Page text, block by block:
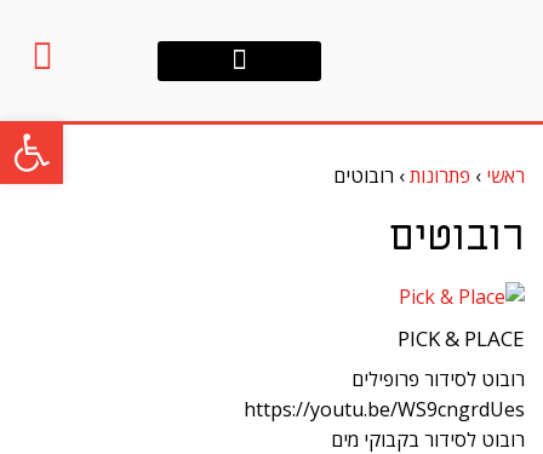
ראשי › פתרונות› רובוטים
רובוטים
PICK & PLACE
רובוט לסידור פרופילים
https://youtu.be/WS9cngrdUes
רובוט לסידור בקבוקי מים
פתח